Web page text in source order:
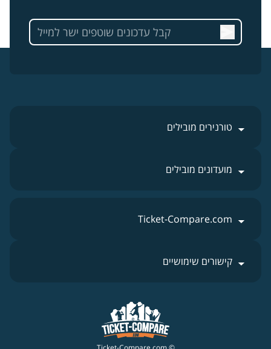
טורנירים מובילים
מועדונים מובילים
Ticket-Compare.com
קישורים שימושיים